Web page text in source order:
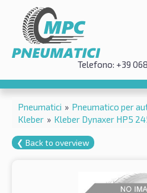
Telefono: +39
Pneumatici » Pneumatico per
Kleber » Kleber Dynaxer HP5
❮ Back to overview